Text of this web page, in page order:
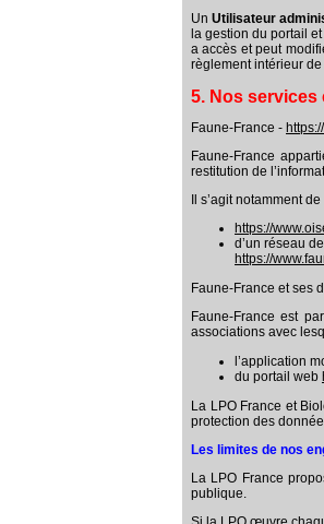
UnUtilisateur
la gestion du portail
a accès et peut
règlement intérieur
5. Nos services
Faune-France -
Faune-France
restitution de
Il s’agit notamment de
https://
d’un réseau
https://
Faune-France et ses
Faune-France est
associations avec
l’application
du portail web
La LPO France et
protection des
Les limites de nos
La LPO France
publique.